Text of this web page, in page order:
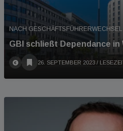
NACH
GBI schließt Dependance in
26. SEPTEMBER 2023 /